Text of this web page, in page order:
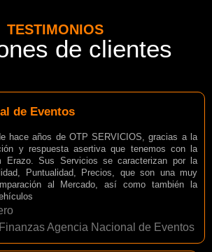
TESTIMONIOS
de clientes
de Eventos
hace años de OTP SERVICIOS, gracias a la
y respuesta asertiva que tenemos con la
Erazo. Sus Servicios se caracterizan por la
Puntualidad, Precios, que son una muy
al Mercado, así como también la
Agencia Nacional de Eventos